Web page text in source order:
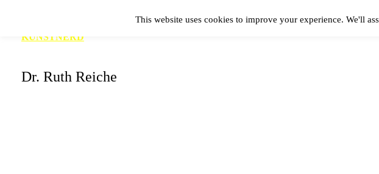
KUNSTNERD
Dr. Ruth Reiche
This website uses cookies to improve your experience. We'll